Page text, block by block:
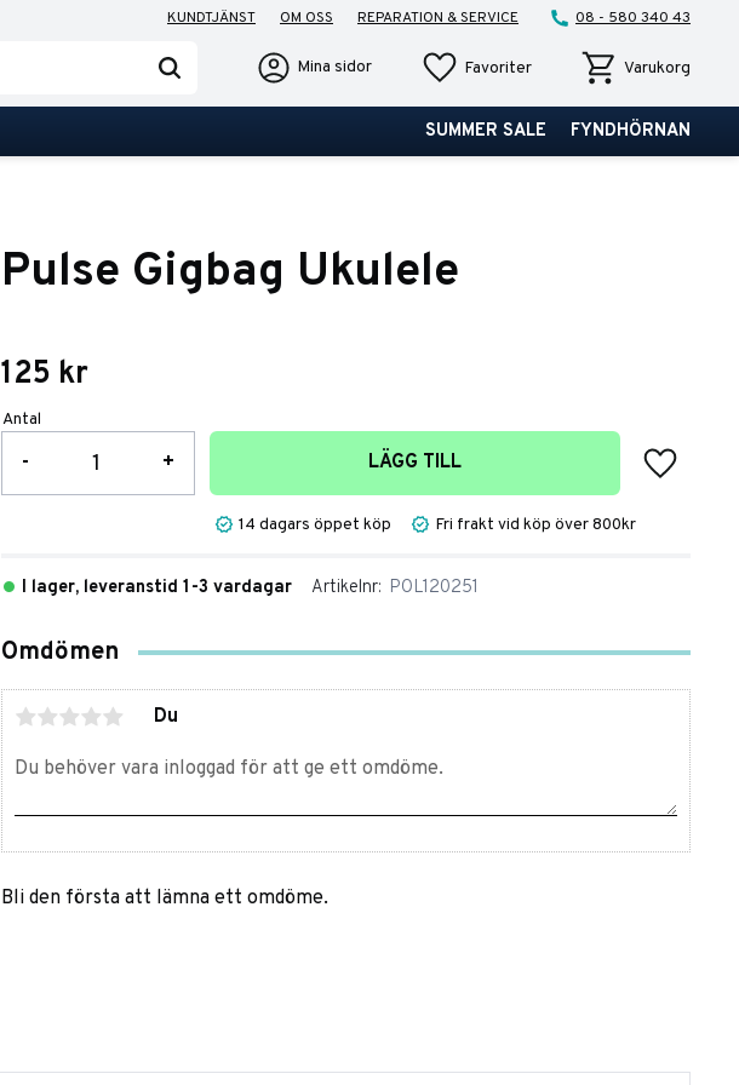
KUNDTJÄNST OM OSS REPARATION & SERVICE 08 - 580 340 43
Mina sidor FavoriterFavoriter KundvagnVarukorg
SUMMER SALE FYNDHÖRNAN
Pulse Gigbag Ukulele
125 kr
Antal
+
- LÄGG TILL
Lägg till
14 dagars öppet köp Fri frakt vid köp över 800kr
I lager, leveranstid 1-3 vardagar Artikelnr POL120251
Omdömen
Du
Bli den första att lämna ett omdöme.